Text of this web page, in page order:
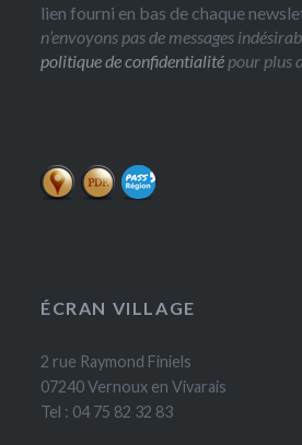
lien fourni en bas de chaque
n’envoyons pas de messages
politique de confidentialité pour plus
ÉCRAN VILLAGE
2 rue Raymond Finiels
07240 Vernoux en Vivarais
Tel : 04 75 82 32 83